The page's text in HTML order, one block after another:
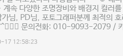
속 다양한 조명장비와 배경지 컬러
님, PD님, 포토그래퍼분께 최적의
문의전화: 010-9093-2079
17 12:58:23